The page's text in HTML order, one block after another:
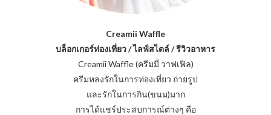
Creamii Waffle
บล็อกเกอร์ท่องเที่ยว / ไลฟ์สไตล์ / รีวิวอาหาร
Creamii Waffle (ครีมมี่ วาฟเฟิล)
ครีมหลงรักในการท่องเที่ยว ถ่ายรูป
และรักในการกิน(ขนม)มาก
การได้แชร์ประสบการณ์ต่างๆ คือ